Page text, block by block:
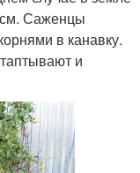
см. Саженцы
в канавку.
и